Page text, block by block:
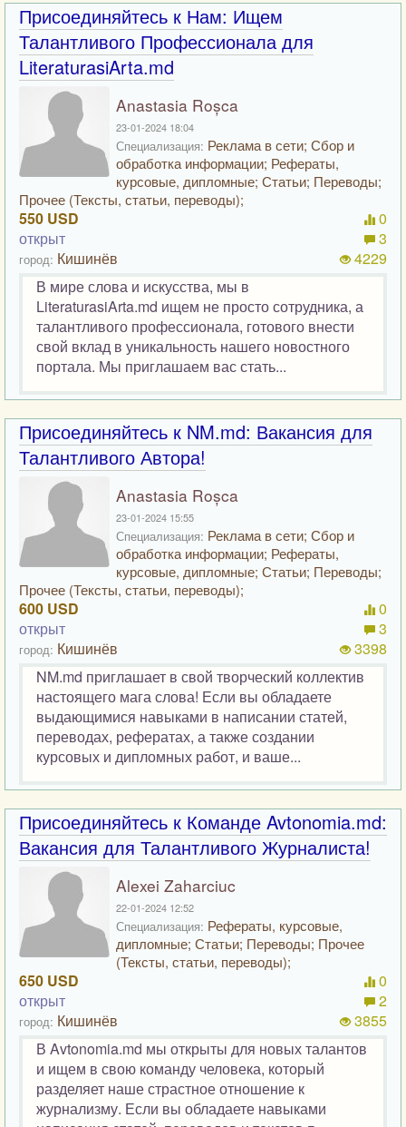
Присоединяйтесь к Нам: Ищем
Талантливого Профессионала для
LiteraturasiArta.md
Anastasia Roșca
23-01-2024 18:04
Специализация: Реклама в сети; Сбор и
обработка информации; Рефераты,
курсовые, дипломные; Статьи; Переводы;
Прочее (Тексты, статьи, переводы);
550 USD
открыт
город: Кишинёв
0
3
4229
В мире слова и искусства, мы в
LiteraturasiArta.md ищем не просто сотрудника, а
талантливого профессионала, готового внести
свой вклад в уникальность нашего новостного
портала. Мы приглашаем вас стать...
Присоединяйтесь к NM.md: Вакансия для
Талантливого Автора!
Anastasia Roșca
23-01-2024 15:55
Специализация: Реклама в сети; Сбор и
обработка информации; Рефераты,
курсовые, дипломные; Статьи; Переводы;
Прочее (Тексты, статьи, переводы);
600 USD
открыт
город: Кишинёв
0
3
3398
NM.md приглашает в свой творческий коллектив
настоящего мага слова! Если вы обладаете
выдающимися навыками в написании статей,
переводах, рефератах, а также создании
курсовых и дипломных работ, и ваше...
Присоединяйтесь к Команде Avtonomia.md:
Вакансия для Талантливого Журналиста!
Alexei Zaharciuc
22-01-2024 12:52
Специализация: Рефераты, курсовые,
дипломные; Статьи; Переводы; Прочее
(Тексты, статьи, переводы);
650 USD
открыт
город: Кишинёв
0
2
3855
В Avtonomia.md мы открыты для новых талантов
и ищем в свою команду человека, который
разделяет наше страстное отношение к
журнализму. Если вы обладаете навыками